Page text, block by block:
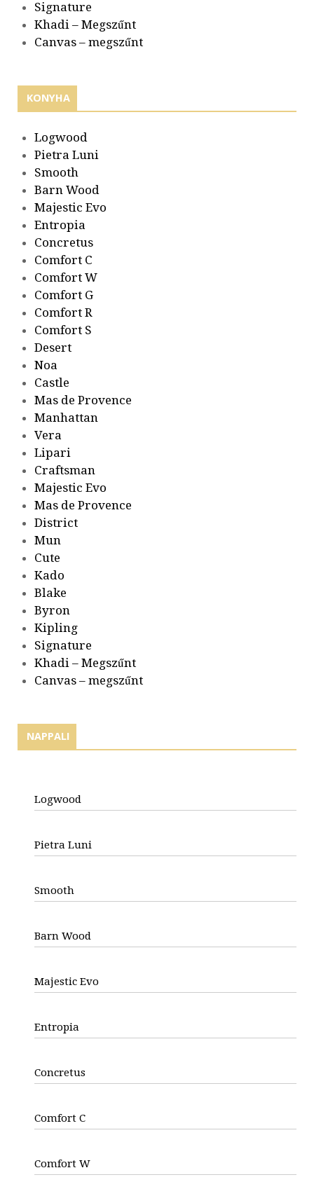
Signature
Khadi – Megszűnt
Canvas – megszűnt
KONYHA
Logwood
Pietra Luni
Smooth
Barn Wood
Majestic Evo
Entropia
Concretus
Comfort C
Comfort W
Comfort G
Comfort R
Comfort S
Desert
Noa
Castle
Mas de Provence
Manhattan
Vera
Lipari
Craftsman
Majestic Evo
Mas de Provence
District
Mun
Cute
Kado
Blake
Byron
Kipling
Signature
Khadi – Megszűnt
Canvas – megszűnt
NAPPALI
Logwood
Pietra Luni
Smooth
Barn Wood
Majestic Evo
Entropia
Concretus
Comfort C
Comfort W